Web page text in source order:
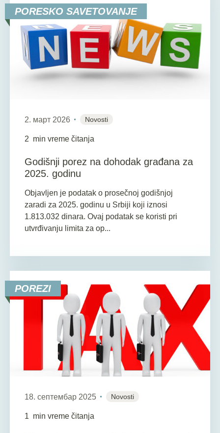
PORESKO SAVETOVANJE
2. март 2026 Novosti
2 min vreme čitanja
Godišnji porez na dohodak građana za
2025. godinu
Objavljen je podatak o prosečnoj godišnjoj
zaradi za 2025. godinu u Srbiji koji iznosi
1.813.032 dinara. Ovaj podatak se koristi pri
utvrđivanju limita za op...
POREZI
18. септембар 2025 Novosti
1 min vreme čitanja